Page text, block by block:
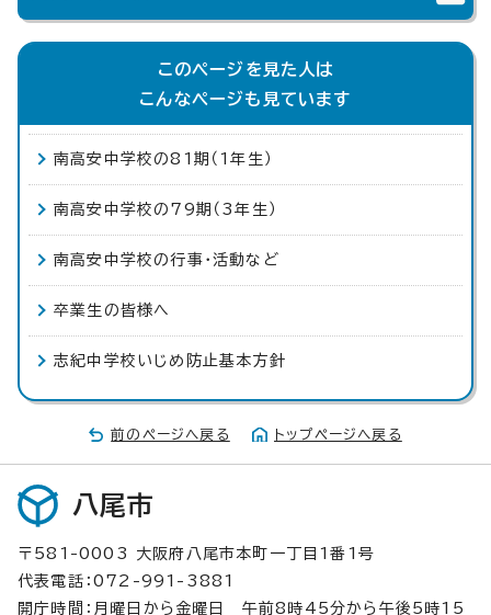
このページを見た人は
こんなページも見ています
南高安中学校の81期（1年生）
南高安中学校の79期（3年生）
南高安中学校の行事・活動など
卒業生の皆様へ
志紀中学校いじめ防止基本方針
前のページへ戻る トップページへ戻る
八尾市
〒581-0003 大阪府八尾市本町一丁目1番1号
代表電話：072-991-3881
開庁時間：月曜日から金曜日 午前8時45分から午後5時15